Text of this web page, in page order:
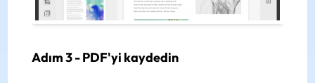
Adım 3 - PDF'yi kaydedin